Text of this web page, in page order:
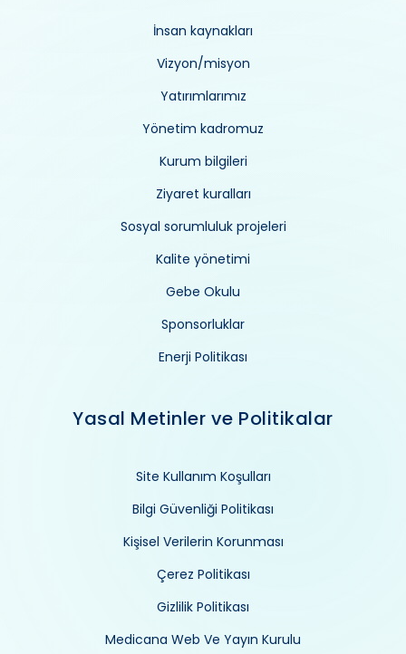
İnsan kaynakları
Vizyon/misyon
Yatırımlarımız
Yönetim kadromuz
Kurum bilgileri
Ziyaret kuralları
Sosyal sorumluluk projeleri
Kalite yönetimi
Gebe Okulu
Sponsorluklar
Enerji Politikası
Yasal Metinler ve Politikalar
Site Kullanım Koşulları
Bilgi Güvenliği Politikası
Kişisel Verilerin Korunması
Çerez Politikası
Gizlilik Politikası
Medicana Web Ve Yayın Kurulu